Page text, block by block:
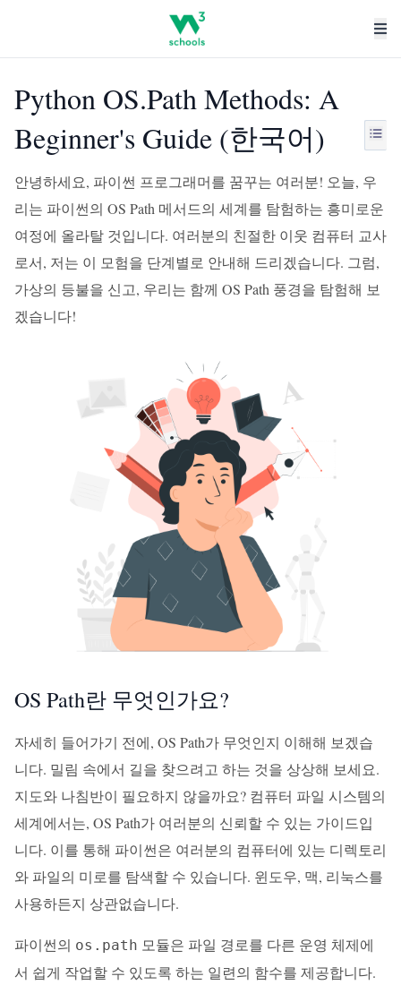
Python OS.Path Methods: A
Beginner's Guide (한국어)
안녕하세요, 파이썬 프로그래머를 꿈꾸는 여러분! 오늘, 우
리는 파이썬의 OS Path 메서드의 세계를 탐험하는 흥미로운
여정에 올라탈 것입니다. 여러분의 친절한 이웃 컴퓨터 교사
로서, 저는 이 모험을 단계별로 안내해 드리겠습니다. 그럼,
가상의 등불을 신고, 우리는 함께 OS Path 풍경을 탐험해 보
겠습니다!
OS Path란 무엇인가요?
자세히 들어가기 전에, OS Path가 무엇인지 이해해 보겠습
니다. 밀림 속에서 길을 찾으려고 하는 것을 상상해 보세요.
지도와 나침반이 필요하지 않을까요? 컴퓨터 파일 시스템의
세계에서는, OS Path가 여러분의 신뢰할 수 있는 가이드입
니다. 이를 통해 파이썬은 여러분의 컴퓨터에 있는 디렉토리
와 파일의 미로를 탐색할 수 있습니다. 윈도우, 맥, 리눅스를
사용하든지 상관없습니다.
파이썬의 os.path 모듈은 파일 경로를 다른 운영 체제에
서 쉽게 작업할 수 있도록 하는 일련의 함수를 제공합니다.